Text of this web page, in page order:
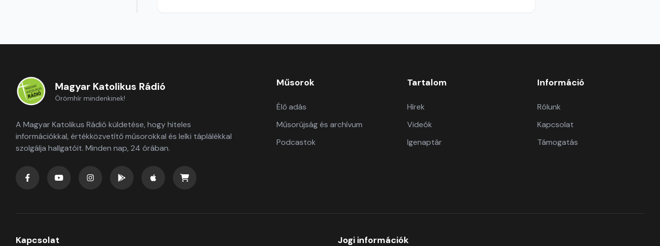
Magyar Katolikus Rádió
Örömhír mindenkinek!
A Magyar Katolikus Rádió küldetése, hogy hiteles
információkkal, értékközvetítő műsorokkal és lelki táplálékkal
szolgálja hallgatóit. Minden nap, 24 órában.
Műsorok
Élő adás
Műsorújság és archívum
Podcastok
Tartalom
Hírek
Videók
Igenaptár
Információ
Rólunk
Kapcsolat
Támogatás
Kapcsolat Jogi információk